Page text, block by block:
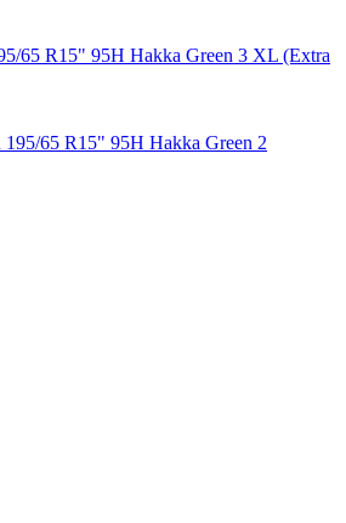
65 R15" 95H Hakka Green 3 XL (Extra